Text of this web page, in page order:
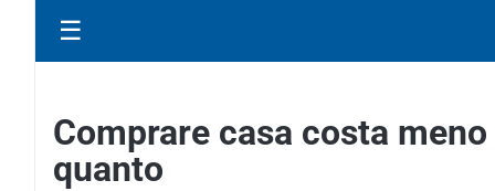
☰
Comprare casa costa
quanto